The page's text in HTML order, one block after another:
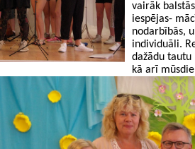
vairāk
iespējas-
nodarbībās,
individuāli.
dažādu tautu
kā arī